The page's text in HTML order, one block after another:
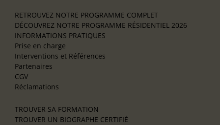
RETROUVEZ NOTRE PROGRAMME COMPLET
DÉCOUVREZ NOTRE PROGRAMME RÉSIDENTIEL 2026
INFORMATIONS PRATIQUES
Prise en charge
Interventions et Références
Partenaires
CGV
Réclamations
TROUVER SA FORMATION
TROUVER UN BIOGRAPHE CERTIFIÉ